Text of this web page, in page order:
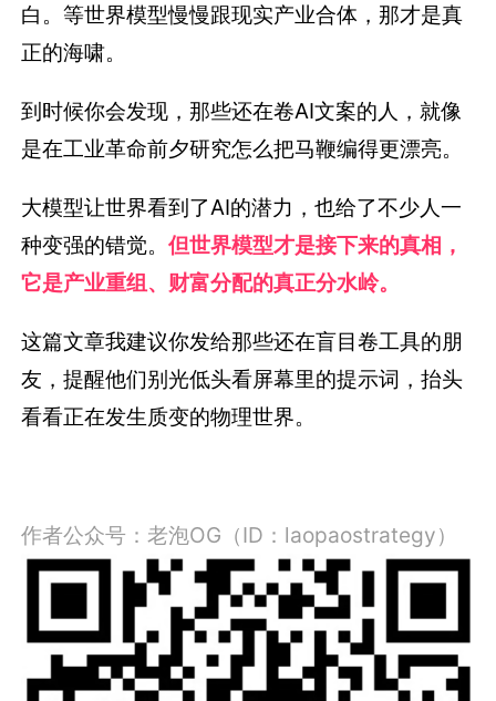
白。等世界模型慢慢跟现实产业合体，那才是真
正的海啸。
到时候你会发现，那些还在卷AI文案的人，就像
是在工业革命前夕研究怎么把马鞭编得更漂亮。
大模型让世界看到了AI的潜力，也给了不少人一
种变强的错觉。但世界模型才是接下来的真相，
它是产业重组、财富分配的真正分水岭。
这篇文章我建议你发给那些还在盲目卷工具的朋
友，提醒他们别光低头看屏幕里的提示词，抬头
看看正在发生质变的物理世界。
作者公众号：老泡OG（ID：laopaostrategy）